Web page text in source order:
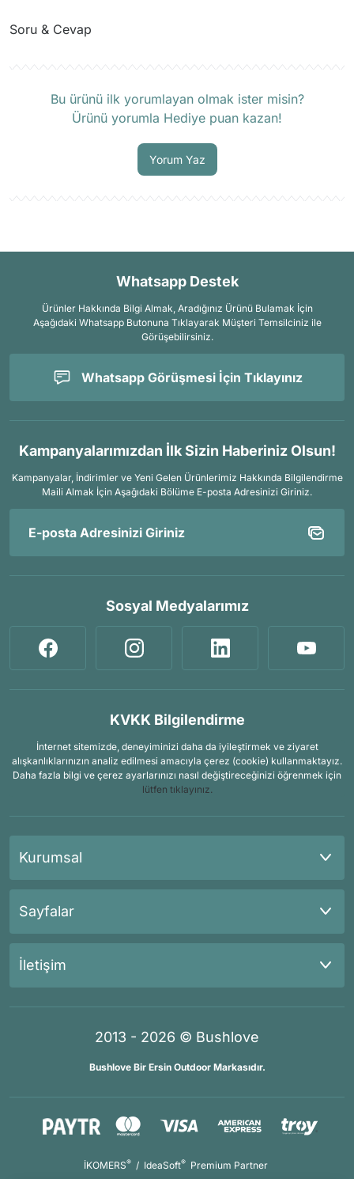
Soru & Cevap
Bu ürünü ilk yorumlayan olmak ister misin?
Ürünü yorumla Hediye puan kazan!
Yorum Yaz
Whatsapp Destek
Ürünler Hakkında Bilgi Almak, Aradığınız Ürünü Bulamak İçin
Aşağıdaki Whatsapp Butonuna Tıklayarak Müşteri Temsilciniz ile
Görüşebilirsiniz.
Whatsapp Görüşmesi İçin Tıklayınız
Kampanyalarımızdan İlk Sizin Haberiniz Olsun!
Kampanyalar, İndirimler ve Yeni Gelen Ürünlerimiz Hakkında Bilgilendirme
Maili Almak İçin Aşağıdaki Bölüme E-posta Adresinizi Giriniz.
Sosyal Medyalarımız
KVKK Bilgilendirme
İnternet sitemizde, deneyiminizi daha da iyileştirmek ve ziyaret
alışkanlıklarınızın analiz edilmesi amacıyla çerez (cookie) kullanmaktayız.
Daha fazla bilgi ve çerez ayarlarınızı nasıl değiştireceğinizi öğrenmek için
lütfen tıklayınız.
Kurumsal
Sayfalar
İletişim
2013 - 2026 © Bushlove
Bushlove Bir Ersin Outdoor Markasıdır.
İKOMERS® / IdeaSoft® Premium Partner